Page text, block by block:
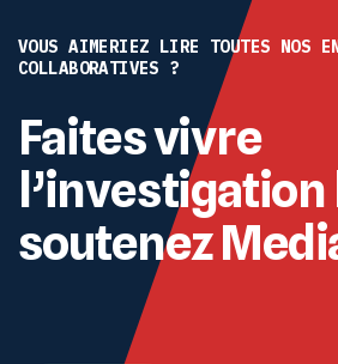
VOUS AIMERIEZ LIRE TOUTES NOS
COLLABORATIVES ?
Faites vivre
l’investigation
soutenez